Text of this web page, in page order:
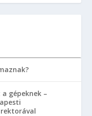
gépeknek –